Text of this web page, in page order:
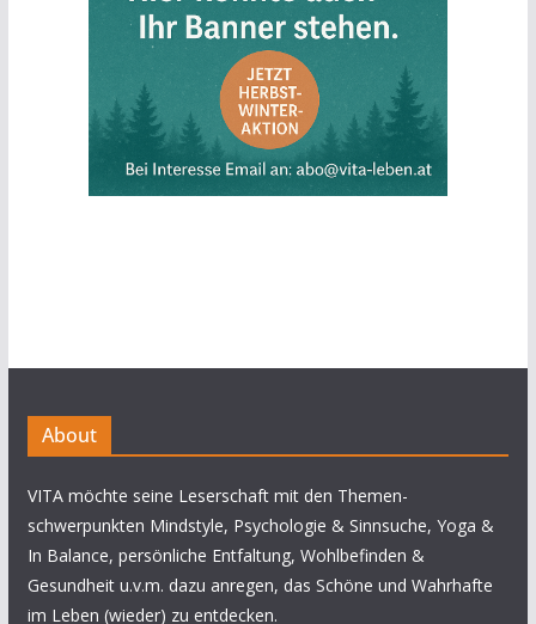
About
VITA möchte seine Leserschaft mit den Themen-
schwerpunkten Mindstyle, Psychologie & Sinnsuche, Yoga &
In Balance, persönliche Entfaltung, Wohlbefinden &
Gesundheit u.v.m. dazu anregen, das Schöne und Wahrhafte
im Leben (wieder) zu entdecken.